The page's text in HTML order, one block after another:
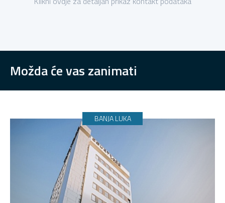
Možda će vas zanimati
BANJA LUKA